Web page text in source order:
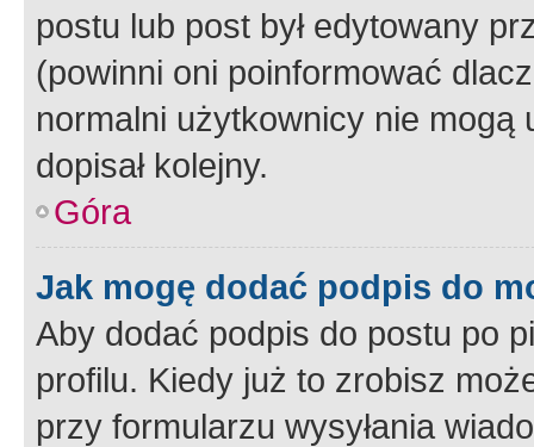
postu lub post był edytowany
(powinni oni poinformować
normalni użytkownicy nie
dopisał kolejny.
Góra
Jak mogę dodać podpis do
Aby dodać podpis do postu po
profilu. Kiedy już to zrobisz
przy formularzu wysyłania